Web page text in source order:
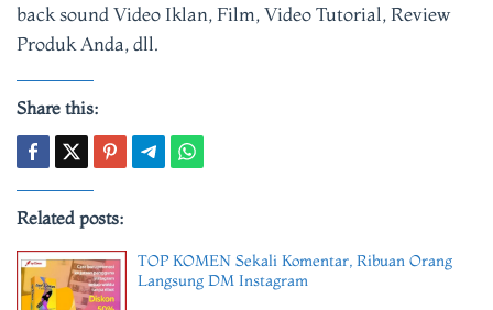
back sound Video Iklan, Film, Video Tutorial, Review
Produk Anda, dll.
Share this:
Related posts:
TOP KOMEN Sekali Komentar, Ribuan Orang
Langsung DM Instagram